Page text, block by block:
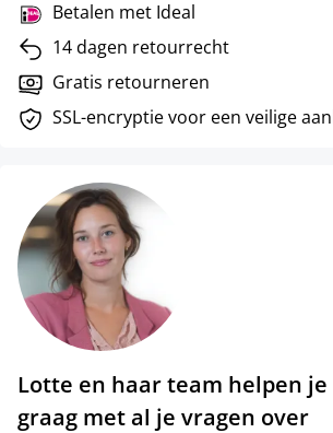
Betalen met Ideal
14 dagen retourrecht
Gratis retourneren
SSL-encryptie voor een veilige
Lotte en haar team helpen je
graag met al je vragen over